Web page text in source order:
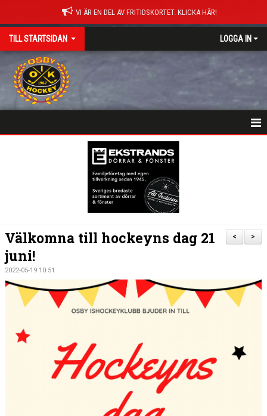
VI ÄR EN DEL AV FRITIDSKORTET. KLICKA HÄR!
TILL STARTSIDAN LOGGA IN
DOKUMENT
OSBY 50 ÅR URKLIPP
MEDLEMMAR
>
<
Välkomna till hockeyns dag 21
juni!
2022-05-19 10:51